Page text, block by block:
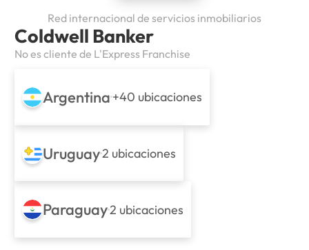
Coldwell Banker
No es cliente de L'Express Franchise
Argentina+40 ubicaciones
Uruguay2 ubicaciones
Paraguay2 ubicaciones
Red internacional de servicios inmobiliarios